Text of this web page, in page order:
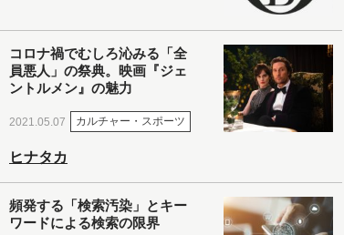
コロナ禍でむしろ沁みる「全
員悪人」の祭典。映画『ジェ
ントルメン』の魅力
2021.05.07 カルチャー・スポーツ
ヒナタカ
頻発する「検索汚染」とキー
ワードによる検索の限界